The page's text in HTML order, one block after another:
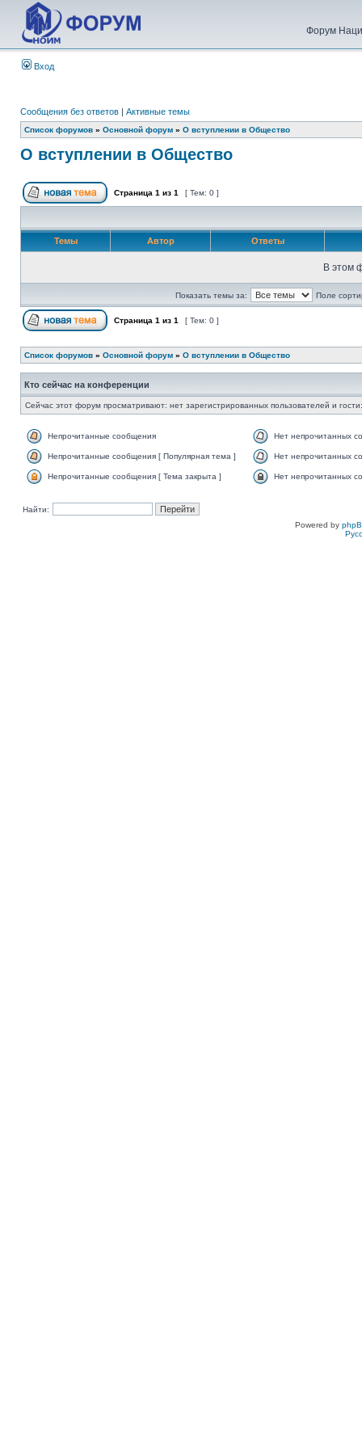
Форум
Вход
Сообщения без ответов | Активные темы
Список форумов » Основной форум » О вступлении в Общество
О вступлении в Общество
Страница 1 из 1 [ Тем: 0 ]
Темы Автор Ответы
В этом
Показать темы за: Поле
Страница 1 из 1 [ Тем: 0 ]
Список форумов » Основной форум » О вступлении в Общество
Кто сейчас на конференции
Сейчас этот форум просматривают: нет зарегистрированных пользователей и
Непрочитанные сообщения Нет непрочитанных
Непрочитанные сообщения [ Популярная тема ] Нет непрочитанных
Непрочитанные сообщения [ Тема закрыта ] Нет непрочитанных
Найти:
Powered by